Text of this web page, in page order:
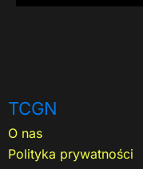
TCGN
O nas
Polityka prywatności